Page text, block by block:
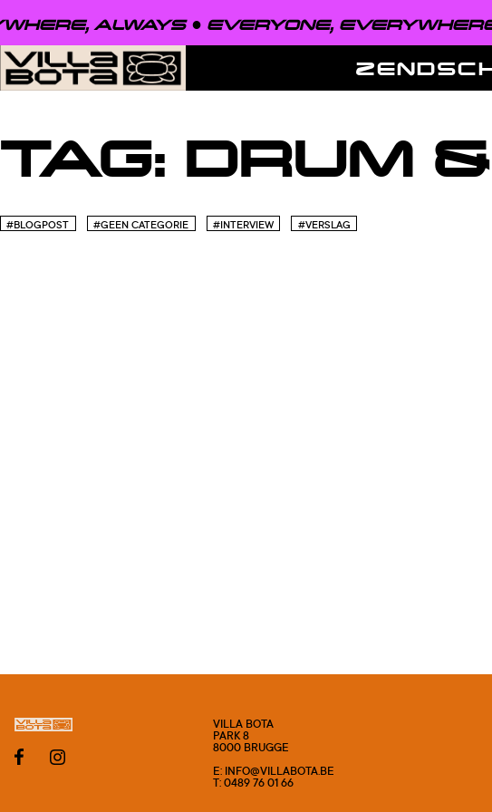
ALWAYS ● EVERYONE,
TAG: DRUM
#BLOGPOST #GEEN CATEGORIE #INTERVIEW #VERSLAG
VILLA BOTA
PARK 8
8000 BRUGGE
E: INFO@VILLABOTA.BE
T: 0489 76 01 66